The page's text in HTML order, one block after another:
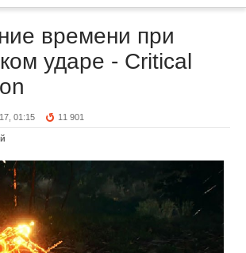
времени при
ударе - Critical
01:15 11 901